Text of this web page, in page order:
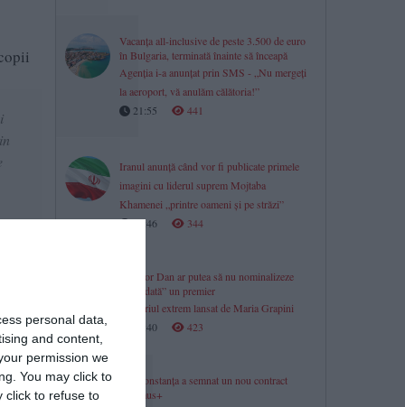
personal data,
and content,
permission we
You may click to
click to refuse to
fi
Vacanța all-inclusive de peste 3.500 de euro
în Bulgaria, terminată înainte să înceapă
Agenția i-a anunțat prin SMS - „Nu mergeți
la aeroport, vă anulăm călătoria!”
21:55
441
Iranul anunță când vor fi publicate primele
imagini cu liderul suprem Mojtaba
Khamenei „printre oameni şi pe străzi”
21:46
344
Nicușor Dan ar putea să nu nominalizeze
„niciodată” un premier
Scenariul extrem lansat de Maria Grapini
21:40
423
ISJ Constanța a semnat un nou contract
Erasmus+